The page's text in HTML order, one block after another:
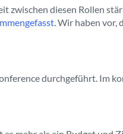
zwischen diesen Rollen
. Wir haben vor,
durchgeführt. Im